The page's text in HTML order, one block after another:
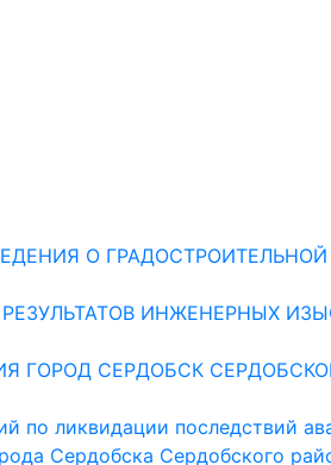
О
ИНЖЕНЕРНЫХ
ГОРОД СЕРДОБСК
по ликвидации последствий
Сердобска Сердобского